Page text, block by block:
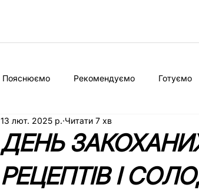
Пояснюємо Рекомендуємо Готуємо
ДЕНЬ
РЕЦЕПТІВ І
13 лют. 2025 р. Читати 7 хв